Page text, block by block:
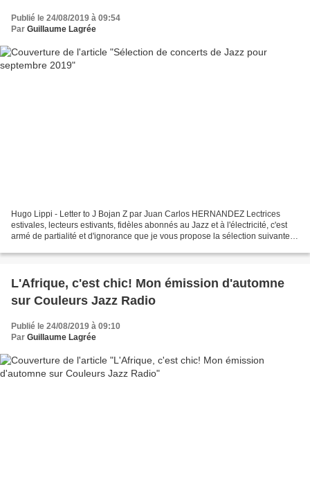
Publié le 24/08/2019 à 09:54
Par Guillaume Lagrée
Hugo Lippi - Letter to J Bojan Z par Juan Carlos HERNANDEZ Lectrices
estivales, lecteurs estivants, fidèles abonnés au Jazz et à l'électricité, c'est
armé de partialité et d'ignorance que je vous propose la sélection suivante
L'Afrique, c'est chic! Mon émission d'automne
sur Couleurs Jazz Radio
Publié le 24/08/2019 à 09:10
Par Guillaume Lagrée